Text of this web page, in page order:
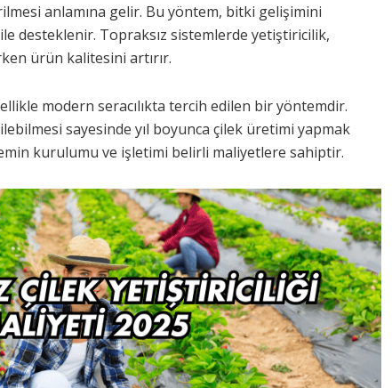
anlamına gelir. Bu yöntem, bitki gelişimini
desteklenir. Topraksız sistemlerde yetiştiricilik,
ürün kalitesini artırır.
modern seracılıkta tercih edilen bir yöntemdir.
sayesinde yıl boyunca çilek üretimi yapmak
kurulumu ve işletimi belirli maliyetlere sahiptir.